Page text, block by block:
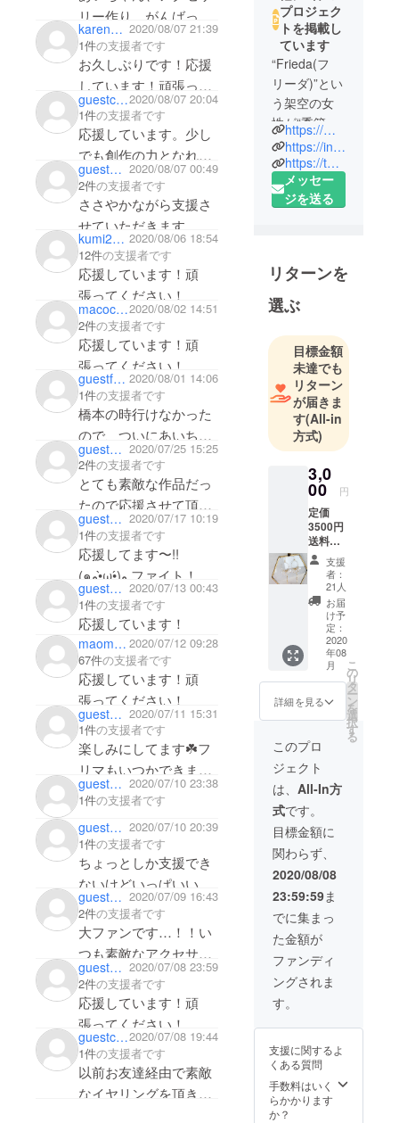
リー作り、がんばっ
て！！応援してる
よー！
karen2020 2020/08/07 21:39
1件の支援者です
お久しぶりです！応援
しています！頑張って
ください(*´꒳`*)
guestcbb6e8bac6042020/08/07 20:04
1件の支援者です
応援しています。少し
でも創作の力となれば
と思います。
guest5e45c5b3d3d4 2020/08/07 00:49
2件の支援者です
ささやかながら支援さ
せていただきます。い
つも応援していますの
で無理しない範囲で頑
張ってください！
kumi2002 2020/08/06 18:54
12件の支援者です
応援しています！頑
張ってください！
macocchi2020/08/02 14:51
2件の支援者です
応援しています！頑
張ってください！
guestf80c66d80e04 2020/08/01 14:06
1件の支援者です
橋本の時行けなかった
ので、ついにあいちゃ
んの作品デビュー💓郵
送料あれだから手渡し
でも良いよ！！落ち着
いたら会いたいです！
応援してます！！
guest91f6a9e27014 2020/07/25 15:25
2件の支援者です
とても素敵な作品だっ
たので応援させて頂き
ます！
がんばってください！
リターンも楽しみにし
ています！！！
guest1f4557c7ce54 2020/07/17 10:19
1件の支援者です
応援してます〜!!
(๑و•̀ω•́)و ファイト！
guestb98f26f44214 2020/07/13 00:43
1件の支援者です
応援しています！
maomao23 2020/07/12 09:28
67件の支援者です
応援しています！頑
張ってください！
guest082c29c5a2a4 2020/07/11 15:31
1件の支援者です
楽しみにしてます☘️フ
リマもいつかできます
ように、！！
guestd6da1ea67164 2020/07/10 23:38
1件の支援者です
guest8dab9372a674 2020/07/10 20:39
1件の支援者です
ちょっとしか支援でき
ないけどいっぱいいっ
ぱい応援してます
(⑉•ᴗ•⑉)
guest5fd775390744 2020/07/09 16:43
2件の支援者です
大ファンです…！！い
つも素敵なアクセサ
リーありがとうござい
ます😊
guest49e21192a014 2020/07/08 23:59
2件の支援者です
応援しています！頑
張ってください！
guestced65d9c0c442020/07/08 19:44
1件の支援者です
以前お友達経由で素敵
なイヤリングを頂きと
プロジェク
トを掲載し
ています
“Frieda(フ
リーダ)”とい
う架空の女
性が“季節の
身支度”をコ
ンセプトと
して作るア
クセサリー
https://minne.com/@frieda-25
https://instagram.com/frieda_2526
https://twitter.com/frieda_2526
メッセー
ジを送る
リターンを
選ぶ
目標金額
未達でも
リターン
が届きま
す(All-in
方式)
3,0
00 円
定価
3500円
送料・
消費税
込 柔ら
かな
カット
の入っ
た水晶
や繊細
で上品
なコッ
トン
パール
が耳元
る度に
きらき
らと輝
きま
す。ク
リアと
ゴール
ドの色
合いが
肌なじ
みよ
く、顔
まわり
を明る
く彩り
ます。
水晶
は、
幸せを
疲れを
癒すと
いわれ
ている
支援
者：
21人
お届
け予
定：
2020
年08
月
詳細を見る
こ
の
リ
タ
ー
ン
を
選
択
す
る
このプロ
ジェクト
は、 All-In方
式です。
目標金額に
関わらず、
2020/08/08
23:59:59ま
でに集まっ
た金額が
ファンディ
ングされま
す。
支援に関するよ
くある質問
手数料はいく
らかかります
か？